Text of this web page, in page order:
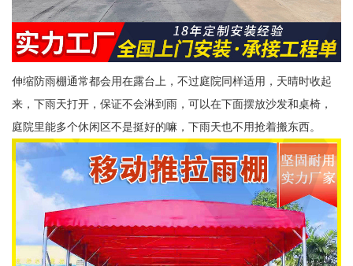
伸缩防雨棚通常都会用在露台上，不过庭院同样适用，天晴时收起
来，下雨天打开，保证不会淋到雨，可以在下面摆放沙发和桌椅，
庭院里能多个休闲区不是挺好的嘛，下雨天也不用抢着搬东西。